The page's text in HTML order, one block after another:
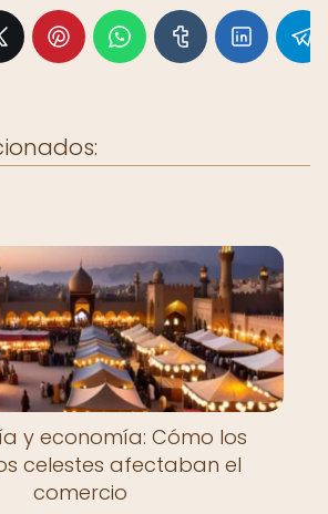
y economía: Cómo los
celestes afectaban el
comercio